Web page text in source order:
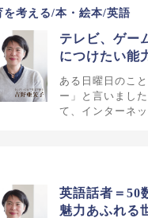
考える/本・絵本/英語
テレビ、ゲー
につけたい能
ある日曜日のこ
ー」と言いまし
て、インターネ
英語話者＝50
魅力あふれる